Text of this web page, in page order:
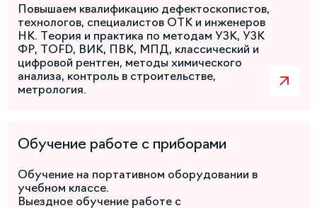
Повышаем квалификацию дефектоскопистов,
технологов, специалистов ОТК и инженеров
НК. Теория и практика по методам УЗК, УЗК
ФР, TOFD, ВИК, ПВК, МПД, классический и
цифровой рентген, методы химического
анализа, контроль в строительстве,
метрология.
Обучение работе с приборами
Обучение на портативном оборудовании в
учебном классе.
Выездное обучение работе с